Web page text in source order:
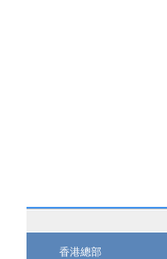
香港總部